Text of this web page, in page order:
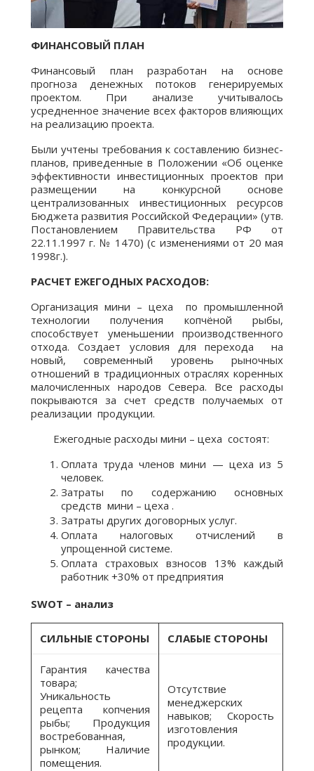
ФИНАНСОВЫЙ ПЛАН
Финансовый план разработан на основе
прогноза денежных потоков генерируемых
проектом. При анализе учитывалось
усредненное значение всех факторов влияющих
на реализацию проекта.
Были учтены требования к составлению бизнес-
планов, приведенные в Положении «Об оценке
эффективности инвестиционных проектов при
размещении на конкурсной основе
централизованных инвестиционных ресурсов
Бюджета развития Российской Федерации» (утв.
Постановлением Правительства РФ от
22.11.1997 г. № 1470) (с изменениями от 20 мая
1998г.).
РАСЧЕТ ЕЖЕГОДНЫХ РАСХОДОВ:
Организация мини – цеха по промышленной
технологии получения копчёной рыбы,
способствует уменьшении производственного
отхода. Создает условия для перехода на
новый, современный уровень рыночных
отношений в традиционных отраслях коренных
малочисленных народов Севера. Все расходы
покрываются за счет средств получаемых от
реализации продукции.
Ежегодные расходы мини – цеха состоят:
Оплата труда членов мини — цеха из 5
человек.
Затраты по содержанию основных
средств мини – цеха .
Затраты других договорных услуг.
Оплата налоговых отчислений в
упрощенной системе.
Оплата страховых взносов 13% каждый
работник +30% от предприятия
SWOT – анализ
СИЛЬНЫЕ СТОРОНЫ СЛАБЫЕ СТОРОНЫ
Гарантия качества
товара;
Уникальность
рецепта копчения
рыбы; Продукция
востребованная,
рынком; Наличие
помещения.
Отсутствие
менеджерских
навыков; Скорость
изготовления
продукции.